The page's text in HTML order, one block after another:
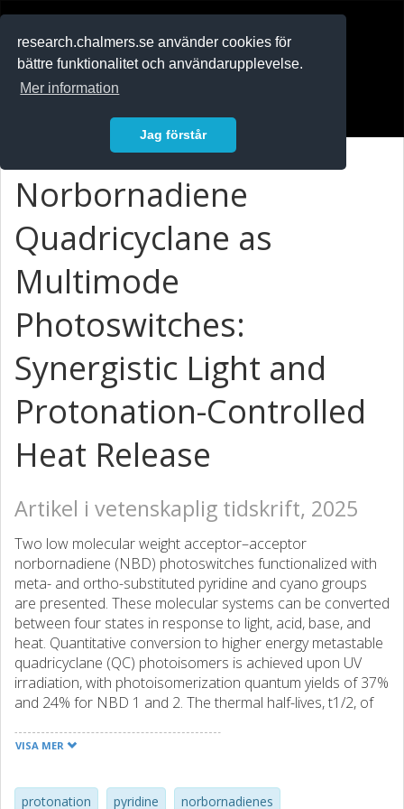
research.chalmers.se använder cookies för
bättre funktionalitet och användarupplevelse.
Mer information
Jag förstår
Norbornadiene
Quadricyclane as
Multimode
Photoswitches:
Synergistic Light and
Protonation-Controlled
Heat Release
Artikel i vetenskaplig tidskrift, 2025
Two low molecular weight acceptor–acceptor
norbornadiene (NBD) photoswitches functionalized with
meta- and ortho-substituted pyridine and cyano groups
are presented. These molecular systems can be converted
between four states in response to light, acid, base, and
heat. Quantitative conversion to higher energy metastable
quadricyclane (QC) photoisomers is achieved upon UV
irradiation, with photoisomerization quantum yields of 37%
and 24% for NBD 1 and 2. The thermal half-lives, t1/2, of
reported pyridine-functionalized norbornadiene switches,
on the half-life; QC 2 in its unprotonated form has the
VISA MER
protonation pyridine norbornadienes